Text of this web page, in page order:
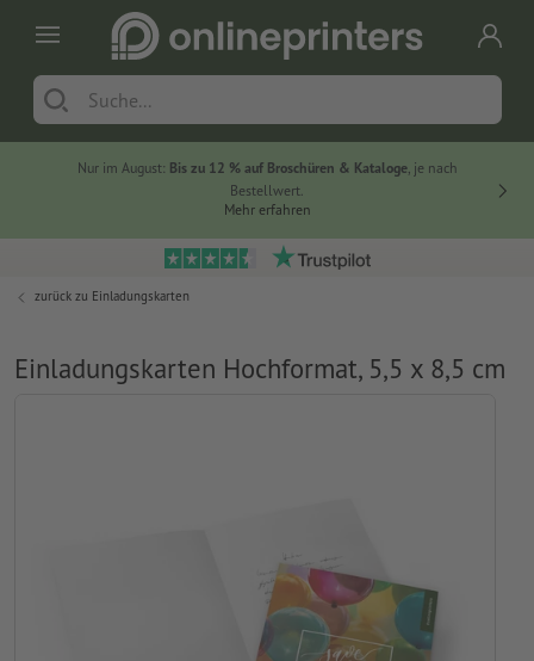
Nur im August: Bis zu 12 % auf Broschüren & Kataloge, je nach
Bestellwert.
Mehr erfahren
zurück zu Einladungskarten
Einladungskarten Hochformat, 5,5 x 8,5 cm